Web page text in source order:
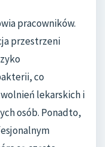
pracowników.
przestrzeni
co
lekarskich i
osób. Ponadto,